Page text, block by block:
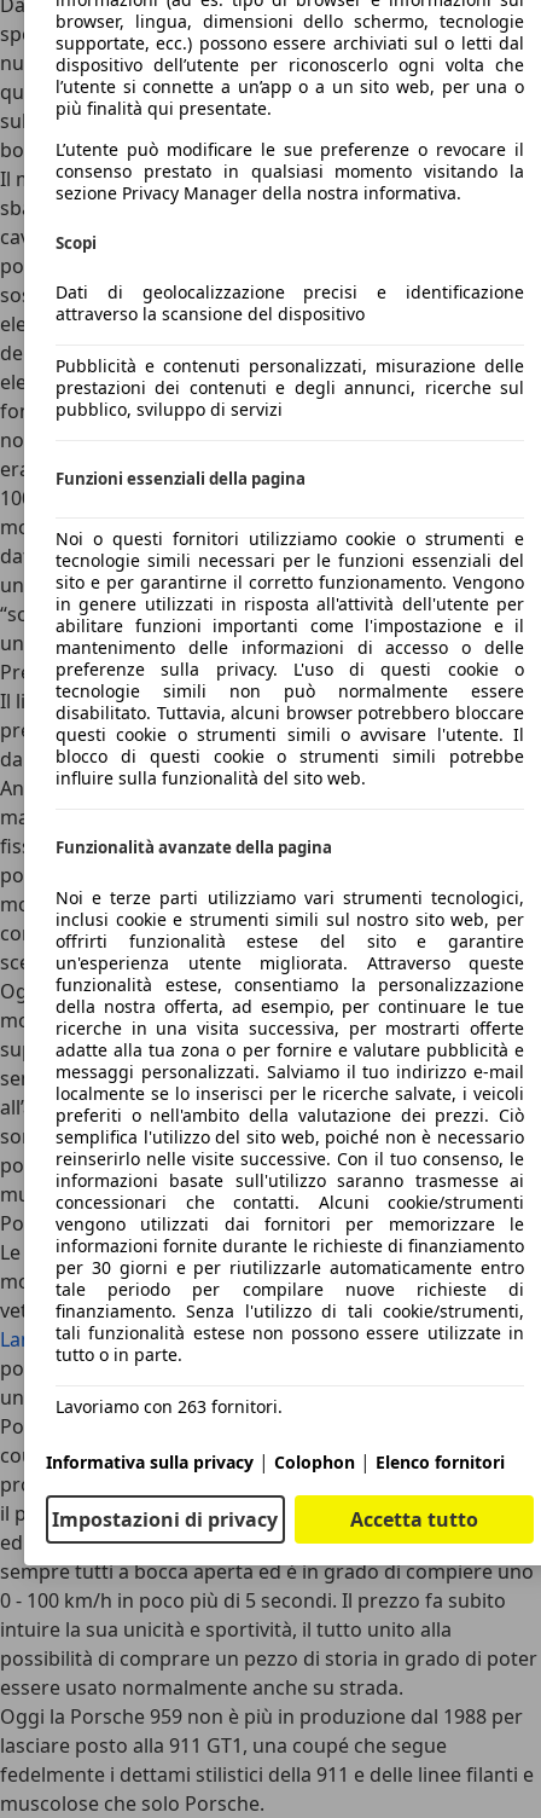
sportivi, date anche le ragioni per cui stata realizzata ed i
numeri di vendita ed una delle novità più importanti della
quinta generazione dei modelli 959 è stata la prima vettura
sulla quale ha fatto i suo debutto il motore 2.8 litri 6 cilindri
boxer in grado di erogare ben 450 cavalli.
Il motore 2.8 boxer è stato montato, come da tradizione “a
sbalzo”, cioè oltre all’asse posteriore, guadagna nuovi
cavalli in tutte le versioni e viene abbinato alla trazione
posteriore, infatti nella versione Sport, dotata di
sospensioni sportive convenzionali e non a controllo
elettronico, alleggerita di circa un centinaio di kg per via
dell'assenza dei sedili posteriori, dei complessi sistemi
elettronici di bordo, della riduzione dei materiali
fonoassorbenti e della semplificazione delle finiture,
nonché dello specchietto retrovisore posto sul lato destro,
era caratterizzata da prestazioni decisamente superiori: 0–
100 km/h in 3,6 secondi, 340 km/h di velocità massima e
motore potenziato a circa 515 CV, una vera mina vagante
data la potenza, infine la versione Dakar del 1985 aveva si
un’altezza maggiore da terra, ma al tempo stesso aveva
“solo” 400 cavalli di potenza. Tutto questo era abbinato ad
un cambio rigorosamente manuale a 6 rapporti.
Prezzi Porsche 959
Il listino prezzi della Porsche 959 era molto semplice,
prevedeva un allestimento ed un prezzo di 470.000 dollari
da nuova, oggi invece il discorso cambia notevolmente.
Anche in questo caso non sono presenti allestimenti vari,
ma solo uno che prevedeva il motore della 959, Pinze freno
fisse monoblocco in alluminio a 4 pistoncini, anteriori e
posteriori, dischi freno autoventilanti, Cerchi in lega
monodado da 17 pollici, radio, clima, alluminio e pelle tutti
con gli orpelli necessari, senza mai strafare, bastava
scegliere il colore della carrozzeria e dei sedili.
Oggi le quotazioni di mercato della Porsche 959 sono
molto altalenanti ed in netta salita, le quotazioni di questa
supercar sono minimo da 1.100.000 euro, ma arrivano
senza problemi anche oltre, ovviamente tutti battuti
all’asta e che in futuro saranno sicuramente rivalutati e
sono in netto risalto dato che sono stati battuti all’asta
pochissimi esemplari, mentre molti sono stati esposti nei
musei del design del mondo.
Porsche 959: concorrenti e conclusioni
Le concorrenti di una Porsche 959 sono poche e tutte
molto cattive in termini di sportività e lusso. Si parla di
vetture comeAston Martin ,Ferrari F40, Jaguar XJ220,
Lamborghini Countach,Bugatti EB110. Tutte dotate di 2
posti secchi, bagagliaio disegno di un pacco di caramelle e
un motore in grado di regalare grandi sorrisi.
Porsche 959 rappresenta la storia di un decennio delle
coupé di casa Porsche concentrato in soli 2 anni di
produzione. Da numerosi anni a questa parte rappresenta
il perfetto connubio tra design, alta tecnologia, sportività
ed estremo lusso, tutte sotto una vettura che lascia
sempre tutti a bocca aperta ed è in grado di compiere uno
0 - 100 km/h in poco più di 5 secondi. Il prezzo fa subito
intuire la sua unicità e sportività, il tutto unito alla
possibilità di comprare un pezzo di storia in grado di poter
essere usato normalmente anche su strada.
Oggi la Porsche 959 non è più in produzione dal 1988 per
lasciare posto alla 911 GT1, una coupé che segue
fedelmente i dettami stilistici della 911 e delle linee filanti e
muscolose che solo Porsche.
browser, lingua, dimensioni dello schermo, tecnologie
supportate, ecc.) possono essere archiviati sul o letti dal
dispositivo dell’utente per riconoscerlo ogni volta che
l’utente si connette a un’app o a un sito web, per una o
più finalità qui presentate.
L’utente può modificare le sue preferenze o revocare il
consenso prestato in qualsiasi momento visitando la
sezione Privacy Manager della nostra informativa.
Scopi
Dati di geolocalizzazione precisi e identificazione
attraverso la scansione del dispositivo
Pubblicità e contenuti personalizzati, misurazione delle
prestazioni dei contenuti e degli annunci, ricerche sul
pubblico, sviluppo di servizi
Funzioni essenziali della pagina
Noi o questi fornitori utilizziamo cookie o strumenti e
tecnologie simili necessari per le funzioni essenziali del
sito e per garantirne il corretto funzionamento. Vengono
in genere utilizzati in risposta all'attività dell'utente per
abilitare funzioni importanti come l'impostazione e il
mantenimento delle informazioni di accesso o delle
preferenze sulla privacy. L'uso di questi cookie o
tecnologie simili non può normalmente essere
disabilitato. Tuttavia, alcuni browser potrebbero bloccare
questi cookie o strumenti simili o avvisare l'utente. Il
blocco di questi cookie o strumenti simili potrebbe
influire sulla funzionalità del sito web.
Funzionalità avanzate della pagina
Noi e terze parti utilizziamo vari strumenti tecnologici,
inclusi cookie e strumenti simili sul nostro sito web, per
offrirti funzionalità estese del sito e garantire
un'esperienza utente migliorata. Attraverso queste
funzionalità estese, consentiamo la personalizzazione
della nostra offerta, ad esempio, per continuare le tue
ricerche in una visita successiva, per mostrarti offerte
adatte alla tua zona o per fornire e valutare pubblicità e
messaggi personalizzati. Salviamo il tuo indirizzo e-mail
localmente se lo inserisci per le ricerche salvate, i veicoli
preferiti o nell'ambito della valutazione dei prezzi. Ciò
semplifica l'utilizzo del sito web, poiché non è necessario
reinserirlo nelle visite successive. Con il tuo consenso, le
informazioni basate sull'utilizzo saranno trasmesse ai
concessionari che contatti. Alcuni cookie/strumenti
vengono utilizzati dai fornitori per memorizzare le
informazioni fornite durante le richieste di finanziamento
per 30 giorni e per riutilizzarle automaticamente entro
tale periodo per compilare nuove richieste di
finanziamento. Senza l'utilizzo di tali cookie/strumenti,
tali funzionalità estese non possono essere utilizzate in
tutto o in parte.
Lavoriamo con 263 fornitori.
Informativa sulla privacy | Colophon | Elenco fornitori
Impostazioni di privacy Accetta tutto